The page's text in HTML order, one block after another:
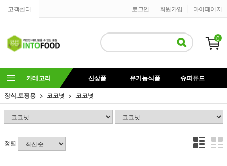
고객센터 마이페이지
회원가입
로그인
0
카테고리 신상품 유기농식품
슈퍼퓨드
장식.토핑용
코코넛 코코넛
정렬